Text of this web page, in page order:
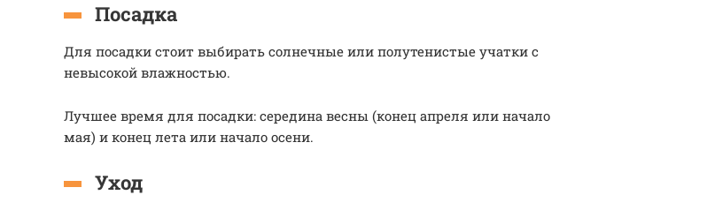
Посадка
Для посадки стоит выбирать солнечные или полутенистые учатки с
невысокой влажностью.
Лучшее время для посадки: середина весны (конец апреля или начало
мая) и конец лета или начало осени.
Уход